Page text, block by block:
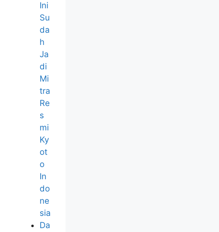
Ini
Su
da
h
Ja
di
Mi
tra
Re
s
mi
Ky
ot
o
In
do
ne
sia
Da